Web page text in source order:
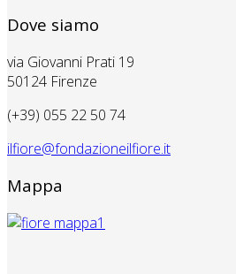
Dove siamo
via Giovanni Prati 19
50124 Firenze
(+39) 055 22 50 74
ilfiore@fondazioneilfiore.it
Mappa